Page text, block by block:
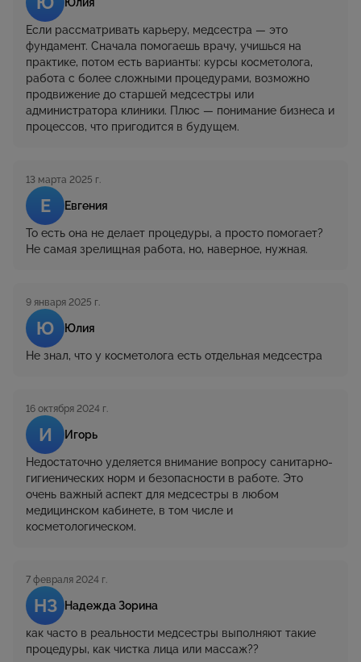
Если рассматривать карьеру, медсестра — это
фундамент. Сначала помогаешь врачу, учишься на
практике, потом есть варианты: курсы косметолога,
работа с более сложными процедурами, возможно
продвижение до старшей медсестры или
администратора клиники. Плюс — понимание бизнеса и
процессов, что пригодится в будущем.
Е Евгения
13 марта 2025 г.
То есть она не делает процедуры, а просто помогает?
Не самая зрелищная работа, но, наверное, нужная.
Ю Юлия
9 января 2025 г.
Не знал, что у косметолога есть отдельная медсестра
И Игорь
16 октября 2024 г.
Недостаточно уделяется внимание вопросу санитарно-
гигиенических норм и безопасности в работе. Это
очень важный аспект для медсестры в любом
медицинском кабинете, в том числе и
косметологическом.
НЗ Надежда Зорина
7 февраля 2024 г.
как часто в реальности медсестры выполняют такие
процедуры, как чистка лица или массаж??